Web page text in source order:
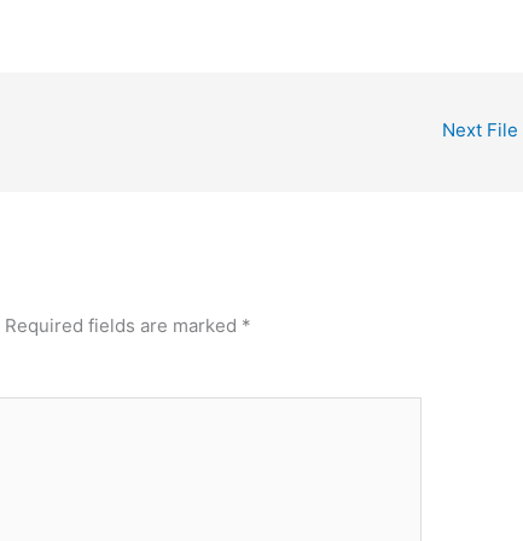
Next File
Required fields are marked *